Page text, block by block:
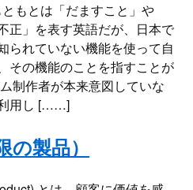
もとは「だますこと」や
正」を表す英語だが、日本で
られていない機能を使って自
その機能のことを指すことが
制作者が本来意図していな
用し [……]
製品）